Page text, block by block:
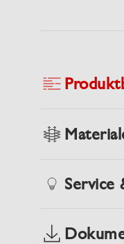
Service